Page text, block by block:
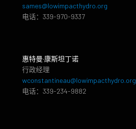
sames@lowimpacthydro.org
电话：339-970-9337
惠特曼·康斯坦丁诺
行政经理
wconstantineau@lowimpacthydro.org
电话：339-234-9882